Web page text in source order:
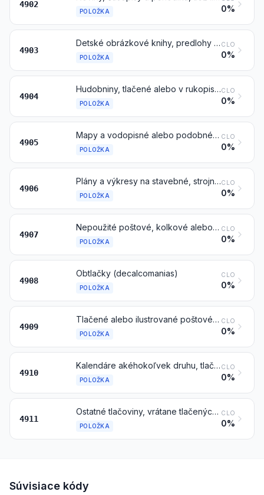
4902
POLOŽKA 0%
4903
Detské obrázkové knihy, predlohy na kreslenie alebo maľovanie
POLOŽKA
CLO
0%
4904
Hudobniny, tlačené alebo v rukopise, tiež viazané alebo ilustrované
POLOŽKA
CLO
0%
4905
Mapy a vodopisné alebo podobné mapy všetkých druhov, vrátane atlasov, nástenných máp, topografických plánov a glóbusov, tlačené
POLOŽKA
CLO
0%
4906
Plány a výkresy na stavebné, strojnícke, priemyselné, obchodné, topografické alebo podobné účely, ktorých originály boli nakreslené ručne; ručne písané texty; fotografické reprodukcie na citlivom papieri a uhľové kópie plánov, výkresov a textov uvedených v tejto položke
POLOŽKA
CLO
0%
4907
Nepoužité poštové, kolkové alebo podobné známky, ktoré sú v obehu alebo majú byť vydané v krajine, v ktorej budú mať uznanú nominálnu hodnotu; aršíky známok; bankovky; šekové tlačivá; akcie, obligácie a podobné cenné papiere
POLOŽKA
CLO
0%
4908
Obtlačky (decalcomanias)
POLOŽKA
CLO
0%
4909
Tlačené alebo ilustrované poštové karty alebo pohľadnice; tlačené karty s osobnými pozdravmi, správami alebo oznámeniami, tiež ilustrované, tiež s obálkami alebo ozdobami
POLOŽKA
CLO
0%
4910
Kalendáre akéhokoľvek druhu, tlačené, vrátane kalendárov vo forme blokov
POLOŽKA
CLO
0%
4911
Ostatné tlačoviny, vrátane tlačených obrazov a fotografií
POLOŽKA
CLO
0%
Súvisiace kódy